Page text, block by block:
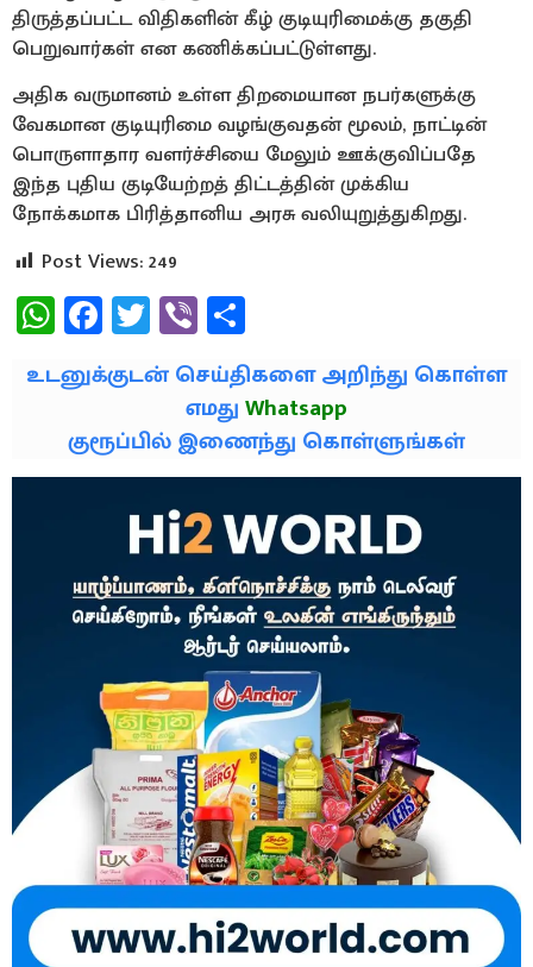
திருத்தப்பட்ட விதிகளின் கீழ் குடியுரிமைக்கு தகுதி
பெறுவார்கள் என கணிக்கப்பட்டுள்ளது.
அதிக வருமானம் உள்ள திறமையான நபர்களுக்கு
வேகமான குடியுரிமை வழங்குவதன் மூலம், நாட்டின்
பொருளாதார வளர்ச்சியை மேலும் ஊக்குவிப்பதே
இந்த புதிய குடியேற்றத் திட்டத்தின் முக்கிய
நோக்கமாக பிரித்தானிய அரசு வலியுறுத்துகிறது.
Post Views:249
WhatsApp
Facebook
Twitter
Viber
உடனுக்குடன் செய்திகளை அறிந்து கொள்ள
எமதுWhatsapp
குரூப்பில் இணைந்து கொள்ளுங்கள்